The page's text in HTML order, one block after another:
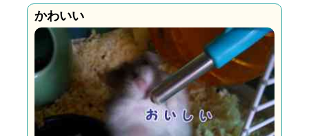
かわいい